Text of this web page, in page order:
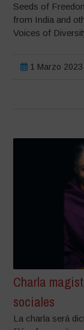
Seeds of
from India and
Voices of
1 Marzo
Charla
sociales
La charla será